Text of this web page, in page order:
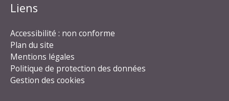
Liens
Accessibilité : non conforme
Plan du site
Mentions légales
Politique de protection des données
Gestion des cookies